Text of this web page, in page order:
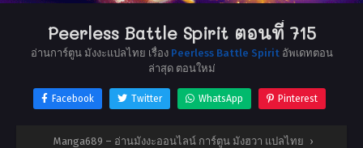
Peerless Battle Spirit ตอนที่ 715
อ่านการ์ตูน มังงะแปลไทย เรื่อง Peerless Battle Spiritอัพเดทตอน
ล่าสุด ตอนใหม่
Facebook Twitter WhatsApp Pinterest
Manga689 – อ่านมังงะออนไลน์ การ์ตูน มังฮวา แปลไทย ›